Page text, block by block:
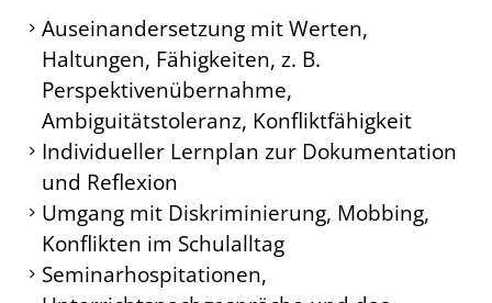
Auseinandersetzung mit Werten,
Haltungen, Fähigkeiten, z. B.
Perspektivenübernahme,
Ambiguitätstoleranz, Konfliktfähigkeit
Individueller Lernplan zur Dokumentation
und Reflexion
Umgang mit Diskriminierung, Mobbing,
Konflikten im Schulalltag
Seminarhospitationen,